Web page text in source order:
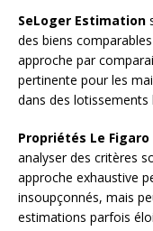
SeLoger Estimation
des biens
approche par
pertinente pour les
dans des lotissements
Propriétés Le Figaro
analyser des critères
approche exhaustive
insoupçonnés, mais
estimations parfois